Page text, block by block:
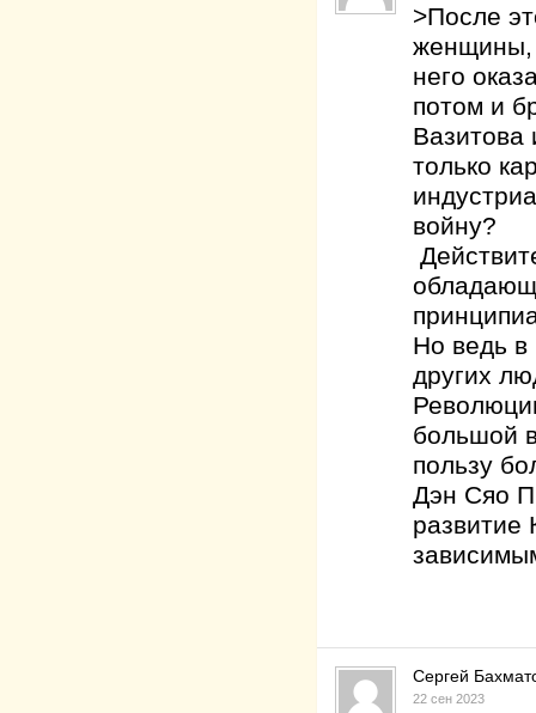
>После
женщины,
него
потом и
Вазитова
только
войну?
Но ведь в
других
большой
пользу
Дэн Сяо
развитие
Сергей
22 сен 2023